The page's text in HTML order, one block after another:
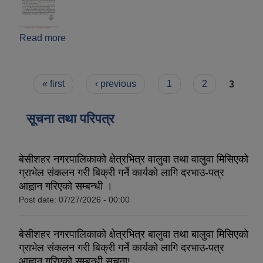
Read more
Pages
« first ‹ previous 1 2 3
सूचना तथा परिपत्र
बेसीशहर नगरपालिकाको क्षेत्रभित्र वालुवा तथा वालुवा मिसिएको
ग्राभेल संकलन गरी बिक्री गर्ने कार्यको लागि दरभाउ-पत्र
आह्वान गरिएको सम्बन्धी ।
Post date: 07/27/2026 - 00:00
बेसीशहर नगरपालिकाको क्षेत्रभित्र बालुवा तथा बालुवा मिसिएको
ग्राभेल संकलन गरी बिक्री गर्ने कार्यको लागि दरभाउ-पत्र